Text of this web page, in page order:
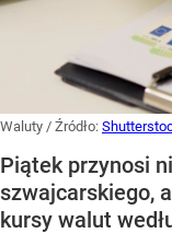
Waluty / Źródło:
Piątek przynosi
szwajcarskiego,
kursy walut